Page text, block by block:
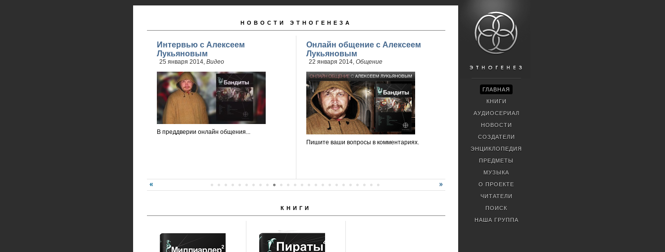
НОВОСТИ ЭТНОГЕНЕЗА
Интервью с Алексеем
Лукьяновым
25 января 2014, Видео
В преддверии онлайн общения...
Онлайн общение с Алексеем
Лукьяновым
22 января 2014, Общение
Пишите ваши вопросы в комментариях.
КНИГИ
ГЛАВНАЯ
КНИГИ
АУДИОСЕРИАЛ
НОВОСТИ
СОЗДАТЕЛИ
ЭНЦИКЛОПЕДИЯ
ПРЕДМЕТЫ
МУЗЫКА
О ПРОЕКТЕ
ЧИТАТЕЛИ
ПОИСК
НАША ГРУППА